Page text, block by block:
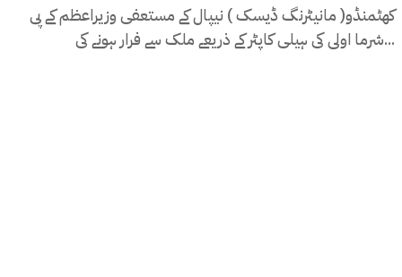
کھٹمنڈو( مانیٹرنگ ڈیسک ) نیپال کے مستعفی وزیراعظم کے پی
شرما اولی کی ہیلی کاپٹر کے ذریعے ملک سے فرار ہونے کی...